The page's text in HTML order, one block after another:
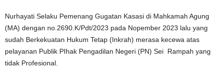
Nurhayati Selaku Pemenang Gugatan Kasasi di Mahkamah Agung
(MA) dengan no.2690.K/Pdt/2023 pada Nopember 2023 lalu yang
sudah Berkekuatan Hukum Tetap (Inkrah) merasa kecewa atas
pelayanan Publik PIhak Pengadilan Negeri (PN) Sei Rampah yang
tidak Profesional.